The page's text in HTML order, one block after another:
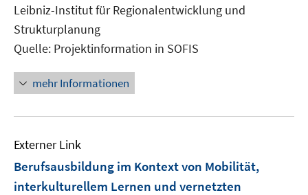
Fenster
Leibniz-Institut für Regionalentwicklung und
Strukturplanung
Quelle: Projektinformation in SOFIS
mehr Informationen
Externer Link
Berufsausbildung im Kontext von Mobilität,
interkulturellem Lernen und vernetzten